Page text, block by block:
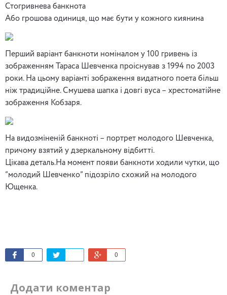
Стогривнева банкнота
Або грошова одиниця, що має бути у кожного киянина
Перший варіант банкноти номіналом у 100 гривень із
зображенням Тараса Шевченка проіснував з 1994 по 2003
роки. На цьому варіанті зображення видатного поета більш
ніж традиційне. Смушева шапка і довгі вуса – хрестоматійне
зображення Кобзаря.
На видозміненій банкноті – портрет молодого Шевченка,
причому взятий у дзеркальному відбитті.
Цікава деталь.На момент появи банкноти ходили чутки, що
“молодий Шевченко” підозріло схожий на молодого
Ющенка.
0 0
Додати коментар